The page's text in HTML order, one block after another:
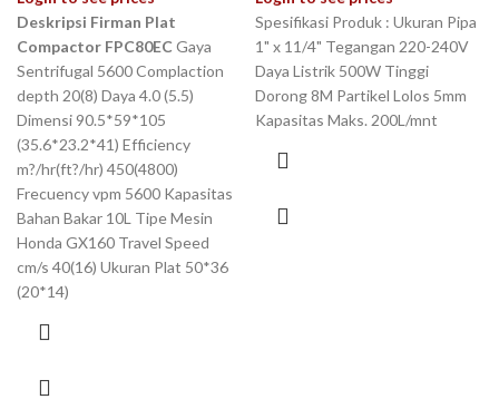
Deskripsi Firman Plat
Compactor FPC80EC Gaya
Sentrifugal 5600 Complaction
depth 20(8) Daya 4.0 (5.5)
Dimensi 90.5*59*105
(35.6*23.2*41) Efficiency
m?/hr(ft?/hr) 450(4800)
Frecuency vpm 5600 Kapasitas
Bahan Bakar 10L Tipe Mesin
Honda GX160 Travel Speed
cm/s 40(16) Ukuran Plat 50*36
(20*14)
Spesifikasi Produk : Ukuran Pipa
1" x 11/4" Tegangan 220-240V
Daya Listrik 500W Tinggi
Dorong 8M Partikel Lolos 5mm
Kapasitas Maks. 200L/mnt